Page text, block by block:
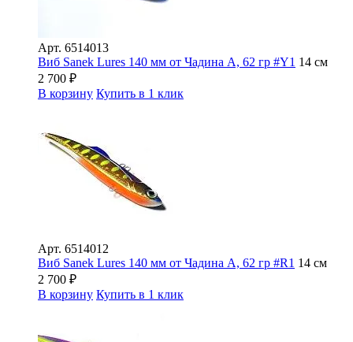
Арт. 6514013
Виб Sanek Lures 140 мм от Чадина А, 62 гр #Y1 14 см
2 700 ₽
В корзину Купить в 1 клик
Арт. 6514012
Виб Sanek Lures 140 мм от Чадина А, 62 гр #R1 14 см
2 700 ₽
В корзину Купить в 1 клик